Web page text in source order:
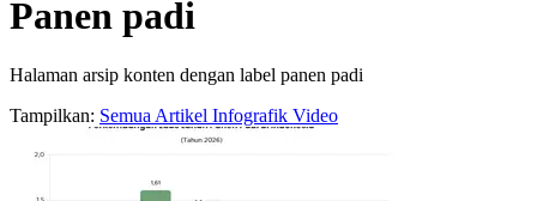
Panen padi
Halaman arsip konten dengan label panen padi
Tampilkan: Semua Artikel Infografik Video